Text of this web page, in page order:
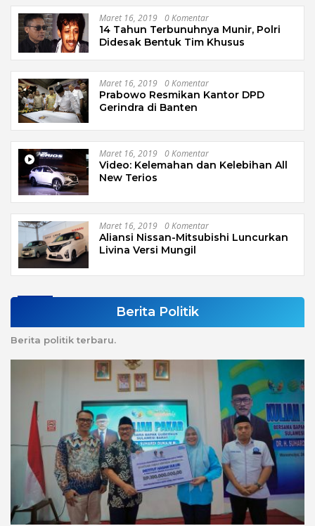
Maret 16, 2019 0 Komentar
14 Tahun Terbunuhnya Munir, Polri
Didesak Bentuk Tim Khusus
Maret 16, 2019 0 Komentar
Prabowo Resmikan Kantor DPD
Gerindra di Banten
Maret 16, 2019 0 Komentar
Video: Kelemahan dan Kelebihan All
New Terios
Maret 16, 2019 0 Komentar
Aliansi Nissan-Mitsubishi Luncurkan
Livina Versi Mungil
Berita Politik
Berita politik terbaru.